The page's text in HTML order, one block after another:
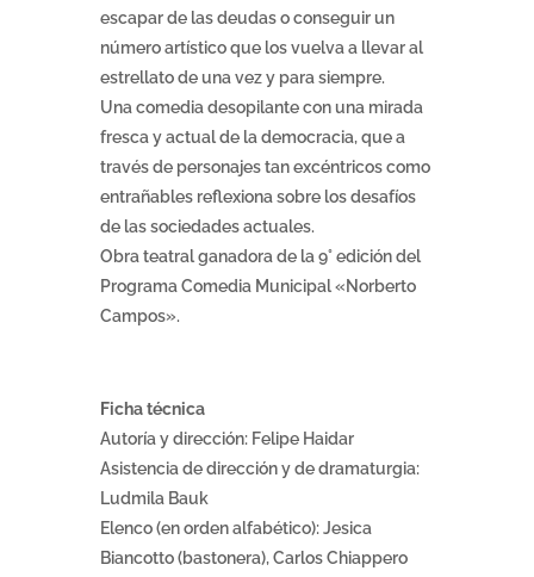
escapar de las deudas o conseguir un
número artístico que los vuelva a llevar al
estrellato de una vez y para siempre.
Una comedia desopilante con una mirada
fresca y actual de la democracia, que a
través de personajes tan excéntricos como
entrañables reflexiona sobre los desafíos
de las sociedades actuales.
Obra teatral ganadora de la 9° edición del
Programa Comedia Municipal «Norberto
Campos».
Ficha técnica
Autoría y dirección: Felipe Haidar
Asistencia de dirección y de dramaturgia:
Ludmila Bauk
Elenco (en orden alfabético): Jesica
Biancotto (bastonera), Carlos Chiappero